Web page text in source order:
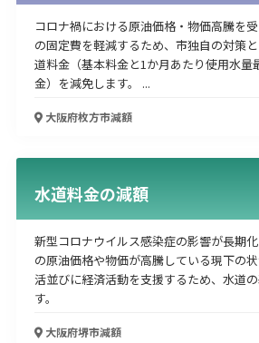
受付中のみ
コロナ禍における原油価格・物価高騰を
の固定費を軽減するため、市独自の対策
道料金（基本料金と1か月あたり使用水量
金）を減免します。 ...
大阪府枚方市減額
水道料金の減額
新型コロナウイルス感染症の影響が長期
の原油価格や物価が高騰している現下の
活並びに経済活動を支援するため、水道
す。
大阪府堺市減額